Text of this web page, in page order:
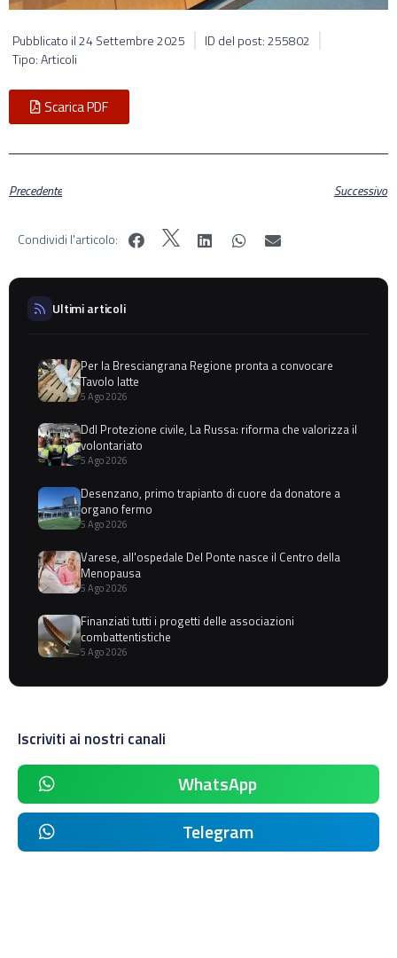
Pubblicato il24 Settembre 2025
ID del post: 255802
Tipo: Articoli
Scarica PDF
Precedente Successivo
Condividi l'articolo:
Ultimi articoli
Per la Bresciangrana Regione pronta a convocare
Tavolo latte
5 Ago 2026
Ddl Protezione civile, La Russa: riforma che valorizza il
volontariato
5 Ago 2026
Desenzano, primo trapianto di cuore da donatore a
organo fermo
5 Ago 2026
Varese, all'ospedale Del Ponte nasce il Centro della
Menopausa
5 Ago 2026
Finanziati tutti i progetti delle associazioni
combattentistiche
5 Ago 2026
Iscriviti ai nostri canali
WhatsApp
Telegram